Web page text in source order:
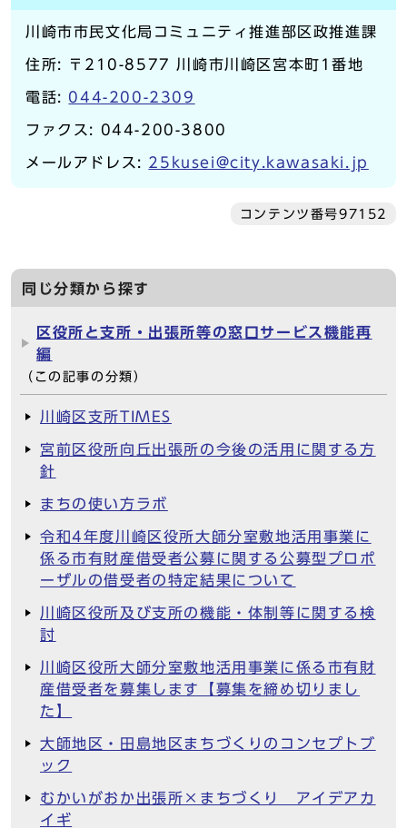
川崎市市民文化局コミュニティ推進部区政推進課
住所: 〒210-8577 川崎市川崎区宮本町1番地
電話: 044-200-2309
ファクス: 044-200-3800
メールアドレス: 25kusei@city.kawasaki.jp
コンテンツ番号97152
同じ分類から探す
区役所と支所・出張所等の窓口サービス機能再
編
（この記事の分類）
川崎区支所TIMES
宮前区役所向丘出張所の今後の活用に関する方
針
まちの使い方ラボ
令和4年度川崎区役所大師分室敷地活用事業に
係る市有財産借受者公募に関する公募型プロポ
ーザルの借受者の特定結果について
川崎区役所及び支所の機能・体制等に関する検
討
川崎区役所大師分室敷地活用事業に係る市有財
産借受者を募集します【募集を締め切りまし
た】
大師地区・田島地区まちづくりのコンセプトブ
ック
むかいがおか出張所×まちづくり アイデアカ
イギ